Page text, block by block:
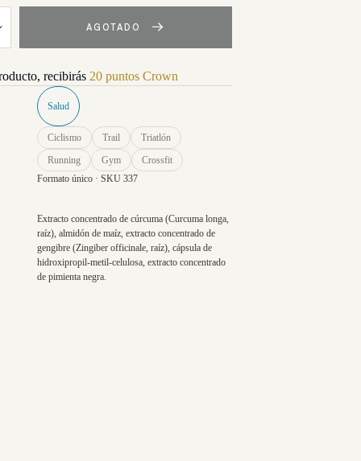
AGOTADO
recibirás 20 puntos Crown
Salud
Ciclismo Trail
Triatlón
Running
Gym
Crossfit
Formato único · SKU 337
Extracto concentrado de cúrcuma (Curcuma longa,
raíz), almidón de maíz, extracto concentrado de
gengibre (Zingiber officinale, raíz), cápsula de
hidroxipropil-metil-celulosa, extracto concentrado
de pimienta negra.